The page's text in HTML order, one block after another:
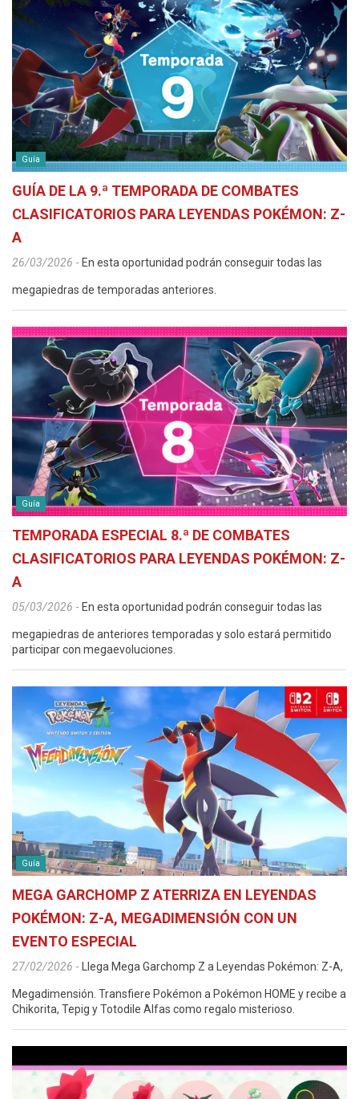
Guía
GUÍA DE LA 9.ª TEMPORADA DE COMBATES
CLASIFICATORIOS PARA LEYENDAS POKÉMON: Z-
A
26/03/2026 - En esta oportunidad podrán conseguir todas las
megapiedras de temporadas anteriores.
Guía
TEMPORADA ESPECIAL 8.ª DE COMBATES
CLASIFICATORIOS PARA LEYENDAS POKÉMON: Z-
A
05/03/2026 - En esta oportunidad podrán conseguir todas las
megapiedras de anteriores temporadas y solo estará permitido
participar con megaevoluciones.
Guía
MEGA GARCHOMP Z ATERRIZA EN LEYENDAS
POKÉMON: Z-A, MEGADIMENSIÓN CON UN
EVENTO ESPECIAL
27/02/2026 - Llega Mega Garchomp Z a Leyendas Pokémon: Z-A,
Megadimensión. Transfiere Pokémon a Pokémon HOME y recibe a
Chikorita, Tepig y Totodile Alfas como regalo misterioso.